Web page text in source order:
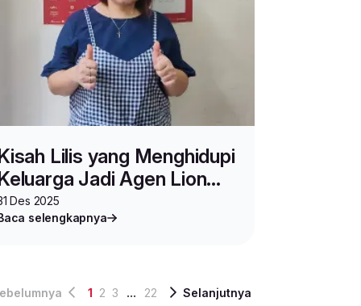
Lilis yang Menghidupi
Jadi Agen Lion
Des 2025
selengkapnya
1 2 3 ... 22 Selanjutnya